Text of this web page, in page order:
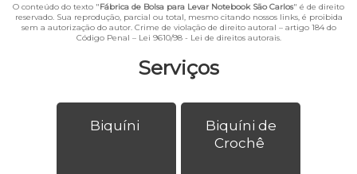
Serviços
Biquíni
Biquíni de
Crochê
O conteúdo do texto "Fábrica de Bolsa para Levar Notebook São Carlos" é de direito
reservado. Sua reprodução, parcial ou total, mesmo citando nossos links, é proibida
sem a autorização do autor. Crime de violação de direito autoral – artigo 184 do
Código Penal – Lei 9610/98 - Lei de direitos autorais.